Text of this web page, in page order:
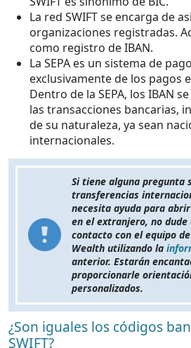
La red SWIFT se encarga de
organizaciones registradas.
como registro de IBAN.
La SEPA es un sistema de
exclusivamente de los pagos
Dentro de la SEPA, los IBAN
las transacciones bancarias,
de su naturaleza, ya sean
internacionales.
Si tiene alguna pregunta
transferencias
necesita ayuda para
en el extranjero, no dude
contacto con el equipo
Wealth utilizando la
anterior. Estarán
proporcionarle
personalizados.
¿Son iguales los códigos
SWIFT?